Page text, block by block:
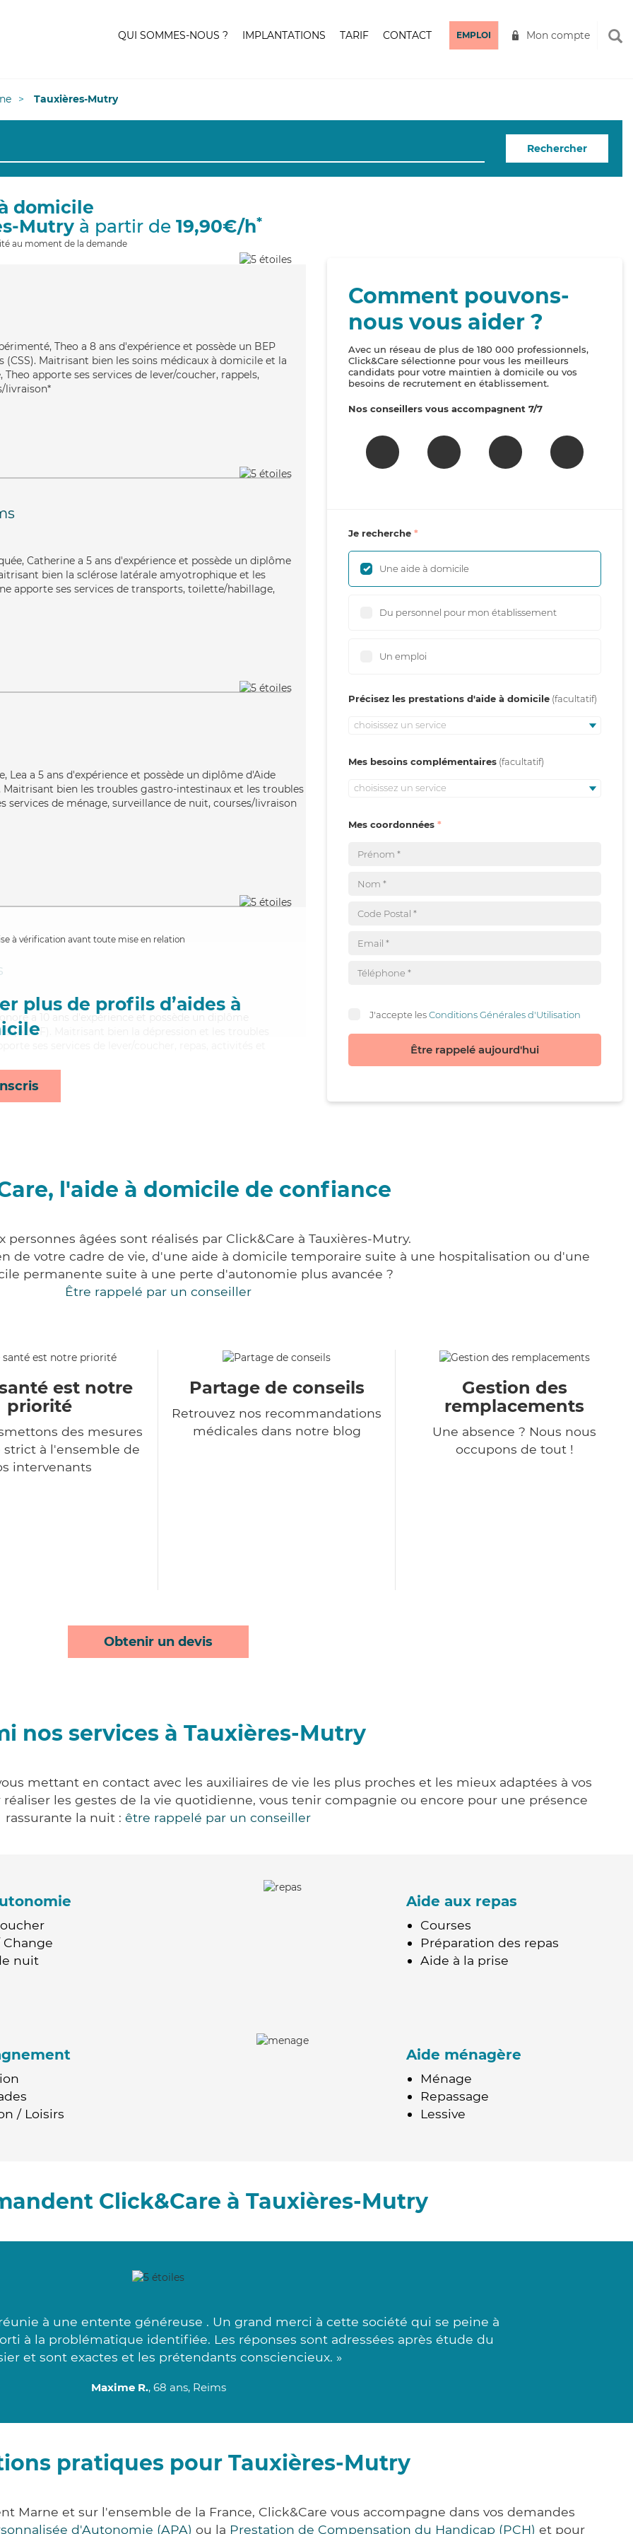
QUI SOMMES-NOUS ? IMPLANTATIONS TARIF CONTACT EMPLOI Mon compte
Tauxières-Mutry
Rechercher
domicile
Mutry à partir de 19,90€/h*
au moment de la demande
Theo a 8 ans d'expérience et possède un BEP
(CSS). Maitrisant bien les soins médicaux à domicile et la
apporte ses services de lever/coucher, rappels,
livraison*
Catherine a 5 ans d'expérience et possède un diplôme
bien la sclérose latérale amyotrophique et les
apporte ses services de transports, toilette/habillage,
Lea a 5 ans d'expérience et possède un diplôme d'Aide
Maitrisant bien les troubles gastro-intestinaux et les troubles
services de ménage, surveillance de nuit, courses/livraison
à vérification avant toute mise en relation
plus de profils d’aides à
a 10 ans d'expérience et possède un diplôme
(ADVF). Maitrisant bien la dépression et les troubles
Comment pouvons-
nous vous aider ?
Avec un réseau de plus de 180 000 professionnels,
Click&Care sélectionne pour vous les meilleurs
candidats pour votre maintien à domicile ou vos
besoins de recrutement en établissement.
Nos conseillers vous accompagnent 7/7
Je recherche
Une aide à domicile
Du personnel pour mon établissement
Un emploi
Précisez les prestations d'aide à domicile
choisissez un service
Mes besoins complémentaires
choisissez un service
Mes coordonnées
J'accepte lesConditions Générales d'Utilisation
Être rappelé aujourd'hui
l'aide à domicile de confiance
personnes âgées sont réalisés par Click&Care à Tauxières-Mutry.
de votre cadre de vie, d'une aide à domicile temporaire suite à une hospitalisation ou d'une
permanente suite à une perte d'autonomie plus avancée ?
Être rappelé par un conseiller
est notre
priorité
des mesures
strict à l'ensemble de
intervenants
Partage de conseils
Retrouvez nos recommandations
médicales dans notre blog
Gestion des
remplacements
Une absence ? Nous nous
occupons de tout !
Obtenir un devis
nos services à Tauxières-Mutry
mettant en contact avec les auxiliaires de vie les plus proches et les mieux adaptées à vos
les gestes de la vie quotidienne, vous tenir compagnie ou encore pour une présence
rassurante la nuit : être rappelé par un conseiller
nuit
Aide aux repas
Courses
Préparation des repas
Aide à la prise
/ Loisirs
Aide ménagère
Ménage
Repassage
Lessive
Click&Care à Tauxières-Mutry
à une entente généreuse . Un grand merci à cette société qui se peine à
à la problématique identifiée. Les réponses sont adressées après étude du
et sont exactes et les prétendants consciencieux. »
Maxime R., 68 ans, Reims
pratiques pour Tauxières-Mutry
Marne et sur l'ensemble de la France, Click&Care vous accompagne dans vos demandes
d'Autonomie (APA) ou la Prestation de Compensation du Handicap (PCH) et pour